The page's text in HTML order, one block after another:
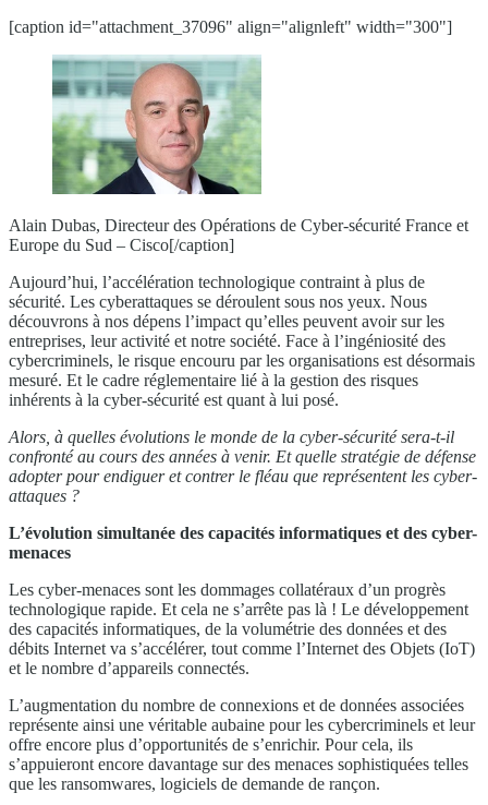
[caption id="attachment_37096" align="alignleft" width="300"]
Alain Dubas, Directeur des Opérations de Cyber-sécurité France et
Europe du Sud – Cisco[/caption]
Aujourd’hui, l’accélération technologique contraint à plus de
sécurité. Les cyberattaques se déroulent sous nos yeux. Nous
découvrons à nos dépens l’impact qu’elles peuvent avoir sur les
entreprises, leur activité et notre société. Face à l’ingéniosité des
cybercriminels, le risque encouru par les organisations est désormais
mesuré. Et le cadre réglementaire lié à la gestion des risques
inhérents à la cyber-sécurité est quant à lui posé.
Alors, à quelles évolutions le monde de la cyber-sécurité sera-t-il
confronté au cours des années à venir. Et quelle stratégie de défense
adopter pour endiguer et contrer le fléau que représentent les cyber-
attaques ?
L’évolution simultanée des capacités informatiques et des cyber-
menaces
Les cyber-menaces sont les dommages collatéraux d’un progrès
technologique rapide. Et cela ne s’arrête pas là ! Le développement
des capacités informatiques, de la volumétrie des données et des
débits Internet va s’accélérer, tout comme l’Internet des Objets (IoT)
et le nombre d’appareils connectés.
L’augmentation du nombre de connexions et de données associées
représente ainsi une véritable aubaine pour les cybercriminels et leur
offre encore plus d’opportunités de s’enrichir. Pour cela, ils
s’appuieront encore davantage sur des menaces sophistiquées telles
que les ransomwares, logiciels de demande de rançon.